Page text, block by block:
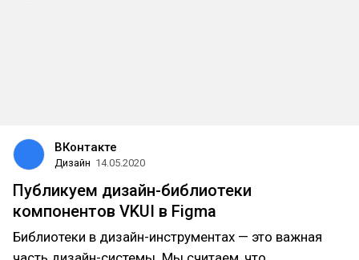
ВКонтакте
Дизайн 14.05.2020
Публикуем дизайн-библиотеки
компонентов VKUI в Figma
Библиотеки в дизайн-инструментах — это важная